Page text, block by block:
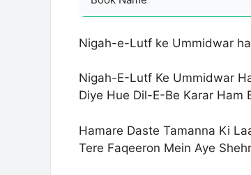
Nigah-e-Lutf ke Ummidwar
Nigah-E-Lutf Ke Ummidwar
Diye Hue Dil-E-Be Karar Ham
Hamare Daste Tamanna Ki
Tere Faqeeron Mein Aye